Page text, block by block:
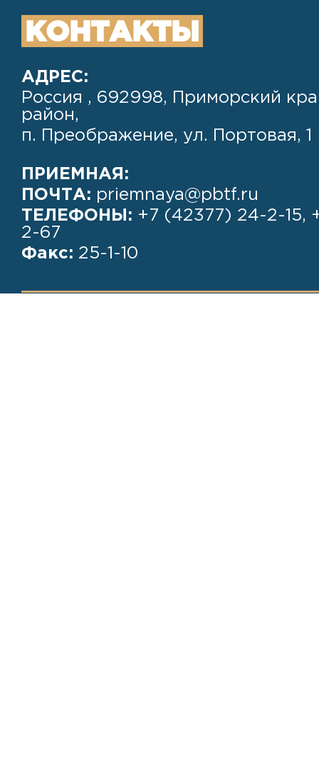
КОНТАКТЫ
АДРЕС:
Россия , 692998, Приморский
район,
п. Преображение, ул. Портовая, 1
ПРИЕМНАЯ:
ПОЧТА: priemnaya@pbtf.ru
ТЕЛЕФОНЫ: +7 (42377) 24-2-15,
2-67
Факс: 25-1-10